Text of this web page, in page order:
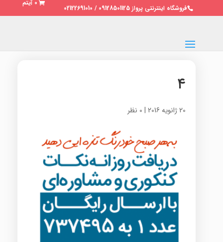
فروشگاه اینترنتی پرواز 09128501125 / 02122691010
0 آیتم
۴
20 ژانویه 2016 | 0 نظر